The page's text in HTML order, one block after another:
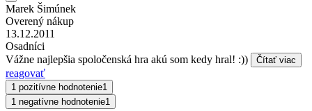
Marek Šimúnek
Overený nákup
13.12.2011
Osadníci
Vážne najlepšia spoločenská hra akú som kedy hral! :))
Čítať viac
reagovať
1 pozitívne hodnotenie1
1 negatívne hodnotenie1